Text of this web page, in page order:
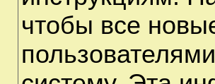
чтобы все